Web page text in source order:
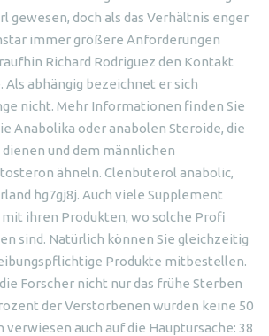
gewesen, doch als das Verhältnis enger
immer größere Anforderungen
Richard Rodriguez den Kontakt
Als abhängig bezeichnet er sich
nicht. Mehr Informationen finden Sie
Anabolika oder anabolen Steroide, die
und dem männlichen
ähneln. Clenbuterol anabolic,
hg7gj8j. Auch viele Supplement
ihren Produkten, wo solche Profi
sind. Natürlich können Sie gleichzeitig
Produkte mitbestellen.
Forscher nicht nur das frühe Sterben
der Verstorbenen wurden keine 50
verwiesen auch auf die Hauptursache: 38